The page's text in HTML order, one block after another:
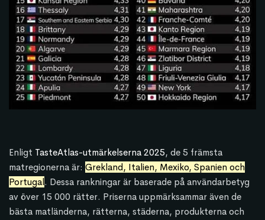
Enligt TasteAtlas-utmärkelserna 2025, de 5 främsta
matregionerna är: Grekland, Italien, Mexiko, Spanien och
Portugal . Dessa rankningar är baserade på användarbetyg
av över 15 000 rätter. Priserna uppmärksammar även de
bästa matländerna, rätterna, städerna, produkterna och